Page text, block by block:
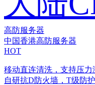
高防服务器
中国香港高防服务器
HOT
移动直连清洗，支持压力
自研抗D防火墙，T级防护